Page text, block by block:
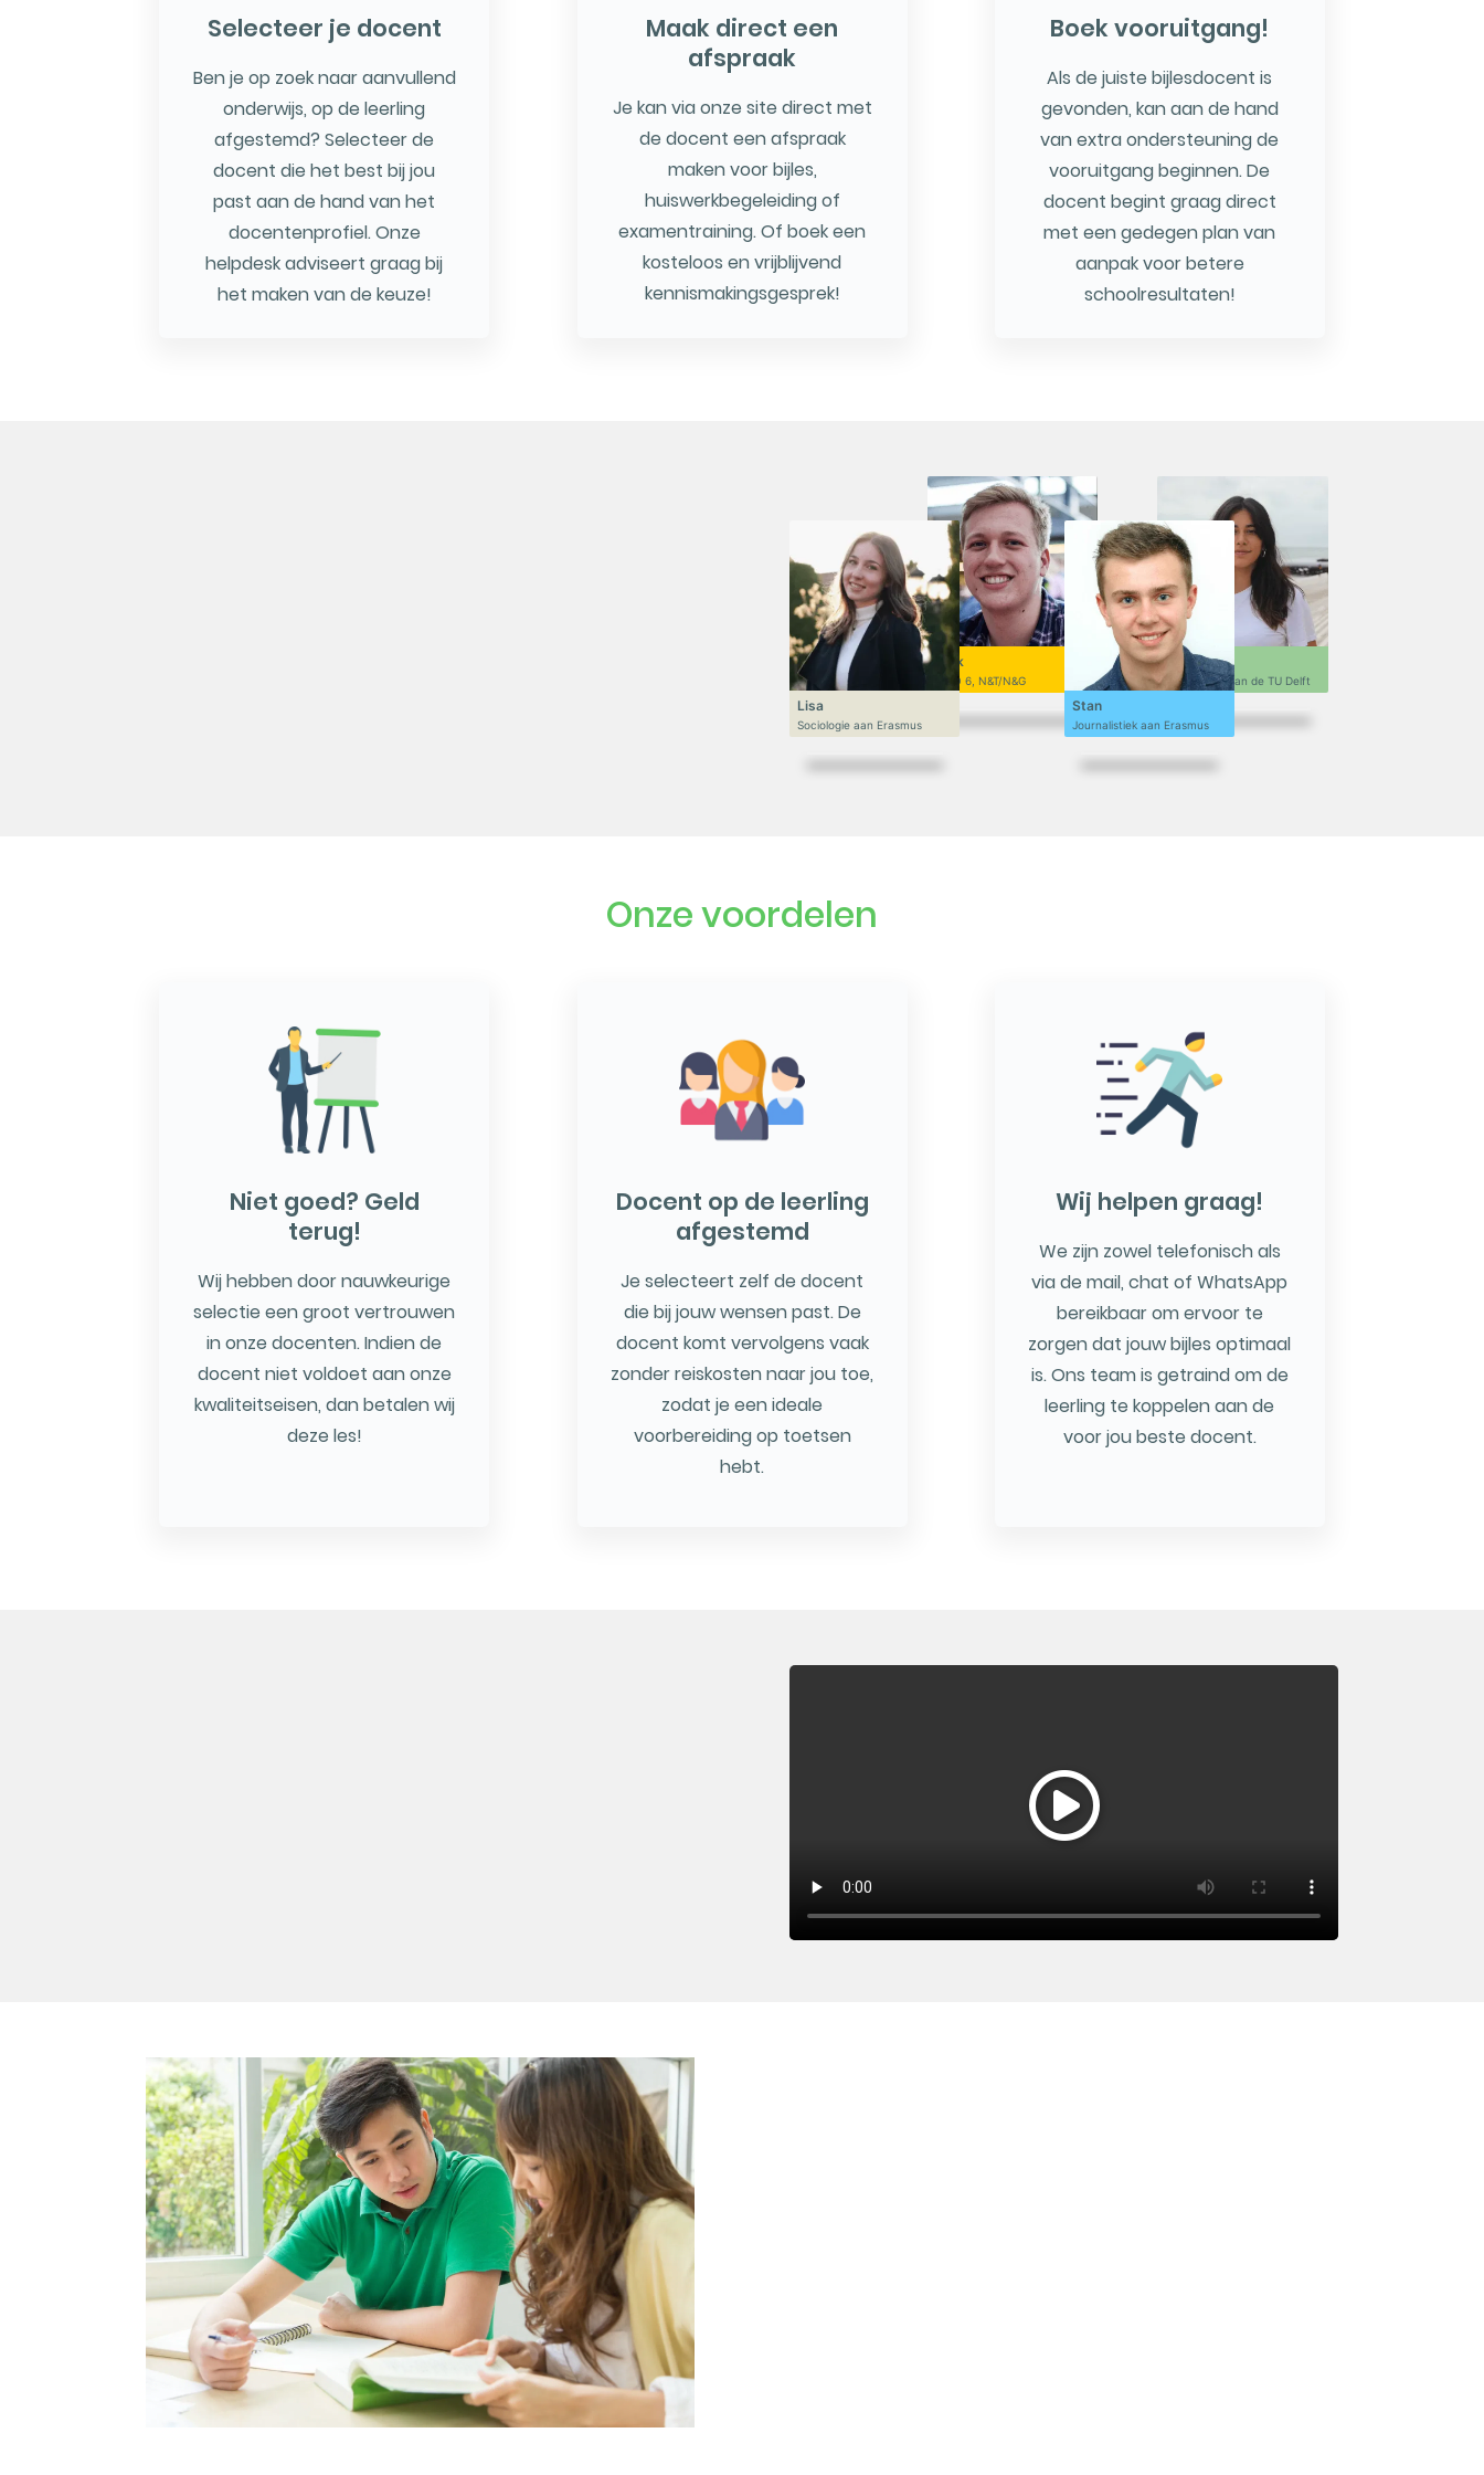
Selecteer je docent
Ben je op zoek naar aanvullend
onderwijs, op de leerling
afgestemd? Selecteer de
docent die het best bij jou
past aan de hand van het
docentenprofiel. Onze
helpdesk adviseert graag bij
het maken van de keuze!
Maak direct een
afspraak
Je kan via onze site direct met
de docent een afspraak
maken voor bijles,
huiswerkbegeleiding of
examentraining. Of boek een
kosteloos en vrijblijvend
kennismakingsgesprek!
Boek vooruitgang!
Als de juiste bijlesdocent is
gevonden, kan aan de hand
van extra ondersteuning de
vooruitgang beginnen. De
docent begint graag direct
met een gedegen plan van
aanpak voor betere
schoolresultaten!
Niek
VWO 6, N&T/N&G
Lisa
Sociologie aan Erasmus
Sofi
Ontwerpen aan de TU Delft
Stan
Journalistiek aan Erasmus
Onze voordelen
Niet goed? Geld
terug!
Wij hebben door nauwkeurige
selectie een groot vertrouwen
in onze docenten. Indien de
docent niet voldoet aan onze
kwaliteitseisen, dan betalen wij
deze les!
Docent op de leerling
afgestemd
Je selecteert zelf de docent
die bij jouw wensen past. De
docent komt vervolgens vaak
zonder reiskosten naar jou toe,
zodat je een ideale
voorbereiding op toetsen
hebt.
Wij helpen graag!
We zijn zowel telefonisch als
via de mail, chat of WhatsApp
bereikbaar om ervoor te
zorgen dat jouw bijles optimaal
is. Ons team is getraind om de
leerling te koppelen aan de
voor jou beste docent.